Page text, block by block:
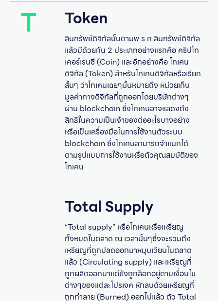
T Token
สินทรัพย์ดิจิทัลนั้นตามพ.ร.ก.สินทรัพย์ดิจิทัล
แล้วมีด้วยกัน 2 ประเภทอย่างแรกคือ คริปโท
เคอร์เรนซี (Coin) และอีกอย่างคือ โทเคน
ดิจิทัล (Token) สำหรับโทเคนดิจิทัลหรือเรียก
สั้นๆ ว่าโทเคนเฉยๆนั้นหมายถึง หน่วยเก็บ
มูลค่าทางดิจิทัลที่ถูกออกโดยบริษัทต่างๆ
ผ่าน blockchain ซึ่งโทเคนอาจแสดงถึง
สิทธิในความเป็นเจ้าของต่ออะไรบางอย่าง
หรือเป็นเครื่องมือในการใช้งานตัวระบบ
blockchain ซึ่งโทเคนสามารถจำแนกได้
ตามรูปแบบการใช้งานหรือตัวคุณสมบัติของ
โทเคน
Total Supply
“Total supply” หรือโทเคนหรือเหรียญ
ทั้งหมดในตลาด ณ เวลานั้นๆซึ่งจะรวมถึง
เหรียญที่ถูกปลดออกมาหมุนเวียนในตลาด
แล้ว (Circulating supply) และเหรียญที่
ถูกผลิตออกมาแต่ยังถูกล็อกอยู่ตามเงื่อนไข
ต่างๆของแต่ละโปรเจค หักลบด้วยเหรียญที่
ถูกทำลาย (Burned) ออกไปแล้ว ตัว Total